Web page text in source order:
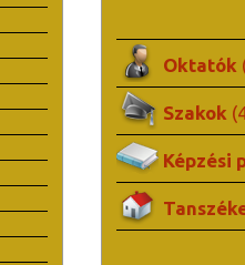
Oktatók
Szakok
Képzési